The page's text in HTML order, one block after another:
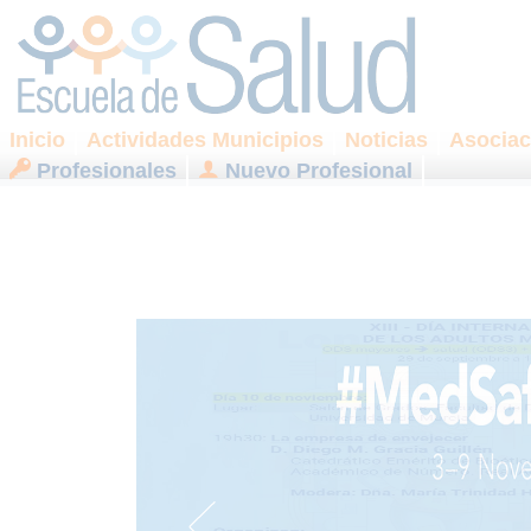
Inicio Actividades Municipios Noticias
Profesionales
Nuevo Profesional